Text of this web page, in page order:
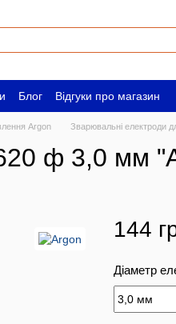
Блог
Відгуки про магазин
Argon Зварювальні електроди
ф 3,0 мм
144
Діаметр